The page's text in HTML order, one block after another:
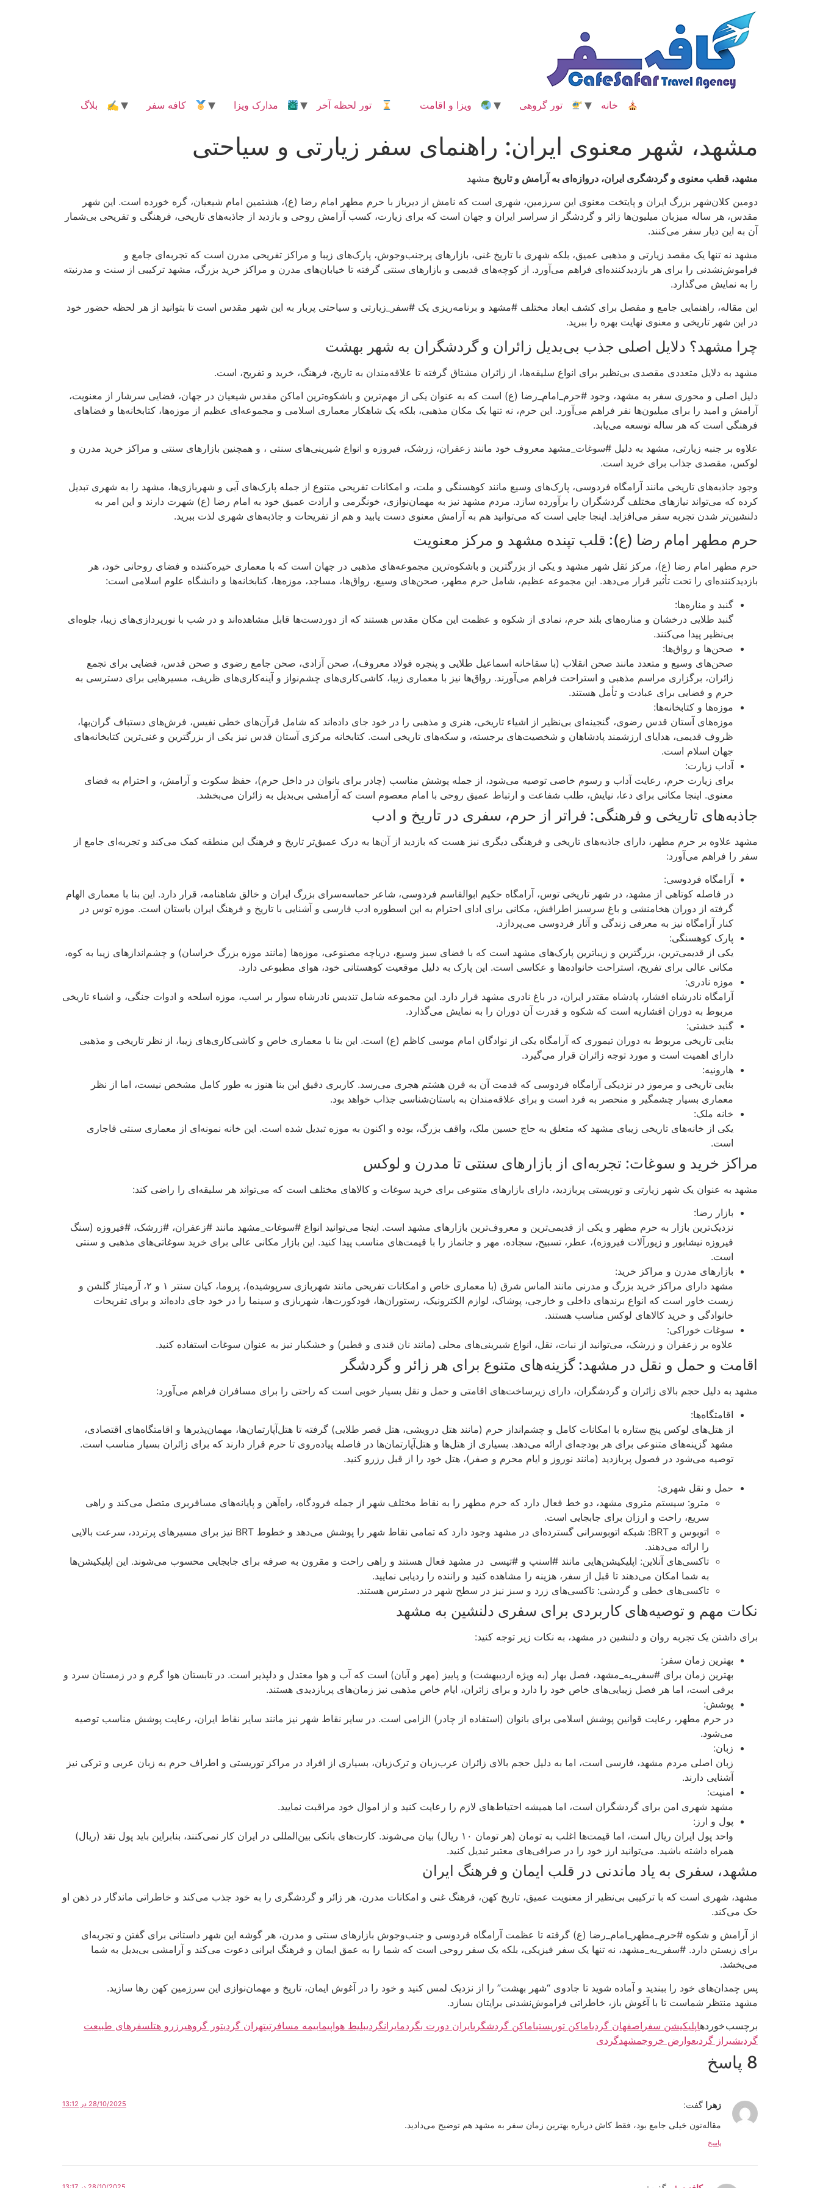
خانه تور گروهی ویزا و اقامت تور لحظه آخر مدارک ویزا کافه سفر ✍ بلاگ
مشهد، شهر معنوی ایران: راهنمای سفر زیارتی و سیاحتی
مشهد، قطب معنوی و گردشگری ایران، دروازه‌ای به آرامش و تاریخ مشهد
دومین کلان‌شهر بزرگ ایران و پایتخت معنوی این سرزمین، شهری است که نامش از دیرباز با حرم مطهر امام رضا (ع)، هشتمین امام شیعیان، گره خورده است. این شهر
مقدس، هر ساله میزبان میلیون‌ها زائر و گردشگر از سراسر ایران و جهان است که برای زیارت، کسب آرامش روحی و بازدید از جاذبه‌های تاریخی، فرهنگی و تفریحی بی‌شمار
آن به این دیار سفر می‌کنند.
مشهد نه تنها یک مقصد زیارتی و مذهبی عمیق، بلکه شهری با تاریخ غنی، بازارهای پرجنب‌وجوش، پارک‌های زیبا و مراکز تفریحی مدرن است که تجربه‌ای جامع و
فراموش‌نشدنی را برای هر بازدیدکننده‌ای فراهم می‌آورد. از کوچه‌های قدیمی و بازارهای سنتی گرفته تا خیابان‌های مدرن و مراکز خرید بزرگ، مشهد ترکیبی از سنت و مدرنیته
را به نمایش می‌گذارد.
این مقاله، راهنمایی جامع و مفصل برای کشف ابعاد مختلف #مشهد و برنامه‌ریزی یک #سفر_زیارتی و سیاحتی پربار به این شهر مقدس است تا بتوانید از هر لحظه حضور خود
در این شهر تاریخی و معنوی نهایت بهره را ببرید.
چرا مشهد؟ دلایل اصلی جذب بی‌بدیل زائران و گردشگران به شهر بهشت
مشهد به دلایل متعددی مقصدی بی‌نظیر برای انواع سلیقه‌ها، از زائران مشتاق گرفته تا علاقه‌مندان به تاریخ، فرهنگ، خرید و تفریح، است.
دلیل اصلی و محوری سفر به مشهد، وجود #حرم_امام_رضا (ع) است که به عنوان یکی از مهم‌ترین و باشکوه‌ترین اماکن مقدس شیعیان در جهان، فضایی سرشار از معنویت،
آرامش و امید را برای میلیون‌ها نفر فراهم می‌آورد. این حرم، نه تنها یک مکان مذهبی، بلکه یک شاهکار معماری اسلامی و مجموعه‌ای عظیم از موزه‌ها، کتابخانه‌ها و فضاهای
فرهنگی است که هر ساله توسعه می‌یابد.
علاوه بر جنبه زیارتی، مشهد به دلیل #سوغات_مشهد معروف خود مانند زعفران، زرشک، فیروزه و انواع شیرینی‌های سنتی ، و همچنین بازارهای سنتی و مراکز خرید مدرن و
لوکس، مقصدی جذاب برای خرید است.
وجود جاذبه‌های تاریخی مانند آرامگاه فردوسی، پارک‌های وسیع مانند کوهسنگی و ملت، و امکانات تفریحی متنوع از جمله پارک‌های آبی و شهربازی‌ها، مشهد را به شهری تبدیل
کرده که می‌تواند نیازهای مختلف گردشگران را برآورده سازد. مردم مشهد نیز به مهمان‌نوازی، خونگرمی و ارادت عمیق خود به امام رضا (ع) شهرت دارند و این امر به
دلنشین‌تر شدن تجربه سفر می‌افزاید. اینجا جایی است که می‌توانید هم به آرامش معنوی دست یابید و هم از تفریحات و جاذبه‌های شهری لذت ببرید.
حرم مطهر امام رضا (ع): قلب تپنده مشهد و مرکز معنویت
حرم مطهر امام رضا (ع)، مرکز ثقل شهر مشهد و یکی از بزرگترین و باشکوه‌ترین مجموعه‌های مذهبی در جهان است که با معماری خیره‌کننده و فضای روحانی خود، هر
بازدیدکننده‌ای را تحت تأثیر قرار می‌دهد. این مجموعه عظیم، شامل حرم مطهر، صحن‌های وسیع، رواق‌ها، مساجد، موزه‌ها، کتابخانه‌ها و دانشگاه علوم اسلامی است:
گنبد و مناره‌ها:
گنبد طلایی درخشان و مناره‌های بلند حرم، نمادی از شکوه و عظمت این مکان مقدس هستند که از دوردست‌ها قابل مشاهده‌اند و در شب با نورپردازی‌های زیبا، جلوه‌ای
بی‌نظیر پیدا می‌کنند.
صحن‌ها و رواق‌ها:
صحن‌های وسیع و متعدد مانند صحن انقلاب (با سقاخانه اسماعیل طلایی و پنجره فولاد معروف)، صحن آزادی، صحن جامع رضوی و صحن قدس، فضایی برای تجمع
زائران، برگزاری مراسم مذهبی و استراحت فراهم می‌آورند. رواق‌ها نیز با معماری زیبا، کاشی‌کاری‌های چشم‌نواز و آینه‌کاری‌های ظریف، مسیرهایی برای دسترسی به
حرم و فضایی برای عبادت و تأمل هستند.
موزه‌ها و کتابخانه‌ها:
موزه‌های آستان قدس رضوی، گنجینه‌ای بی‌نظیر از اشیاء تاریخی، هنری و مذهبی را در خود جای داده‌اند که شامل قرآن‌های خطی نفیس، فرش‌های دستباف گران‌بها،
ظروف قدیمی، هدایای ارزشمند پادشاهان و شخصیت‌های برجسته، و سکه‌های تاریخی است. کتابخانه مرکزی آستان قدس نیز یکی از بزرگترین و غنی‌ترین کتابخانه‌های
جهان اسلام است.
آداب زیارت:
برای زیارت حرم، رعایت آداب و رسوم خاصی توصیه می‌شود، از جمله پوشش مناسب (چادر برای بانوان در داخل حرم)، حفظ سکوت و آرامش، و احترام به فضای
معنوی. اینجا مکانی برای دعا، نیایش، طلب شفاعت و ارتباط عمیق روحی با امام معصوم است که آرامشی بی‌بدیل به زائران می‌بخشد.
جاذبه‌های تاریخی و فرهنگی: فراتر از حرم، سفری در تاریخ و ادب
مشهد علاوه بر حرم مطهر، دارای جاذبه‌های تاریخی و فرهنگی دیگری نیز هست که بازدید از آن‌ها به درک عمیق‌تر تاریخ و فرهنگ این منطقه کمک می‌کند و تجربه‌ای جامع از
سفر را فراهم می‌آورد:
آرامگاه فردوسی:
در فاصله کوتاهی از مشهد، در شهر تاریخی توس، آرامگاه حکیم ابوالقاسم فردوسی، شاعر حماسه‌سرای بزرگ ایران و خالق شاهنامه، قرار دارد. این بنا با معماری الهام
گرفته از دوران هخامنشی و باغ سرسبز اطرافش، مکانی برای ادای احترام به این اسطوره ادب فارسی و آشنایی با تاریخ و فرهنگ ایران باستان است. موزه توس در
کنار آرامگاه نیز به معرفی زندگی و آثار فردوسی می‌پردازد.
پارک کوهسنگی:
یکی از قدیمی‌ترین، بزرگترین و زیباترین پارک‌های مشهد است که با فضای سبز وسیع، دریاچه مصنوعی، موزه‌ها (مانند موزه بزرگ خراسان) و چشم‌اندازهای زیبا به کوه،
مکانی عالی برای تفریح، استراحت خانواده‌ها و عکاسی است. این پارک به دلیل موقعیت کوهستانی خود، هوای مطبوعی دارد.
موزه نادری:
آرامگاه نادرشاه افشار، پادشاه مقتدر ایران، در باغ نادری مشهد قرار دارد. این مجموعه شامل تندیس نادرشاه سوار بر اسب، موزه اسلحه و ادوات جنگی، و اشیاء تاریخی
مربوط به دوران افشاریه است که شکوه و قدرت آن دوران را به نمایش می‌گذارد.
گنبد خشتی:
بنایی تاریخی مربوط به دوران تیموری که آرامگاه یکی از نوادگان امام موسی کاظم (ع) است. این بنا با معماری خاص و کاشی‌کاری‌های زیبا، از نظر تاریخی و مذهبی
دارای اهمیت است و مورد توجه زائران قرار می‌گیرد.
هارونیه:
بنایی تاریخی و مرموز در نزدیکی آرامگاه فردوسی که قدمت آن به قرن هشتم هجری می‌رسد. کاربری دقیق این بنا هنوز به طور کامل مشخص نیست، اما از نظر
معماری بسیار چشمگیر و منحصر به فرد است و برای علاقه‌مندان به باستان‌شناسی جذاب خواهد بود.
خانه ملک:
یکی از خانه‌های تاریخی زیبای مشهد که متعلق به حاج حسین ملک، واقف بزرگ، بوده و اکنون به موزه تبدیل شده است. این خانه نمونه‌ای از معماری سنتی قاجاری
است.
مراکز خرید و سوغات: تجربه‌ای از بازارهای سنتی تا مدرن و لوکس
مشهد به عنوان یک شهر زیارتی و توریستی پربازدید، دارای بازارهای متنوعی برای خرید سوغات و کالاهای مختلف است که می‌تواند هر سلیقه‌ای را راضی کند:
بازار رضا:
نزدیک‌ترین بازار به حرم مطهر و یکی از قدیمی‌ترین و معروف‌ترین بازارهای مشهد است. اینجا می‌توانید انواع #سوغات_مشهد مانند #زعفران، #زرشک، #فیروزه (سنگ
فیروزه نیشابور و زیورآلات فیروزه)، عطر، تسبیح، سجاده، مهر و جانماز را با قیمت‌های مناسب پیدا کنید. این بازار مکانی عالی برای خرید سوغاتی‌های مذهبی و سنتی
است.
بازارهای مدرن و مراکز خرید:
مشهد دارای مراکز خرید بزرگ و مدرنی مانند الماس شرق (با معماری خاص و امکانات تفریحی مانند شهربازی سرپوشیده)، پروما، کیان سنتر ۱ و ۲، آرمیتاژ گلشن و
زیست خاور است که انواع برندهای داخلی و خارجی، پوشاک، لوازم الکترونیک، رستوران‌ها، فودکورت‌ها، شهربازی و سینما را در خود جای داده‌اند و برای تفریحات
خانوادگی و خرید کالاهای لوکس مناسب هستند.
سوغات خوراکی:
علاوه بر زعفران و زرشک، می‌توانید از نبات، نقل، انواع شیرینی‌های محلی (مانند نان قندی و فطیر) و خشکبار نیز به عنوان سوغات استفاده کنید.
اقامت و حمل و نقل در مشهد: گزینه‌های متنوع برای هر زائر و گردشگر
مشهد به دلیل حجم بالای زائران و گردشگران، دارای زیرساخت‌های اقامتی و حمل و نقل بسیار خوبی است که راحتی را برای مسافران فراهم می‌آورد:
اقامتگاه‌ها:
از هتل‌های لوکس پنج ستاره با امکانات کامل و چشم‌انداز حرم (مانند هتل درویشی، هتل قصر طلایی) گرفته تا هتل‌آپارتمان‌ها، مهمان‌پذیرها و اقامتگاه‌های اقتصادی،
مشهد گزینه‌های متنوعی برای هر بودجه‌ای ارائه می‌دهد. بسیاری از هتل‌ها و هتل‌آپارتمان‌ها در فاصله پیاده‌روی تا حرم قرار دارند که برای زائران بسیار مناسب است.
توصیه می‌شود در فصول پربازدید (مانند نوروز و ایام محرم و صفر)، هتل خود را از قبل رزرو کنید.
حمل و نقل شهری:
مترو: سیستم متروی مشهد، دو خط فعال دارد که حرم مطهر را به نقاط مختلف شهر از جمله فرودگاه، راه‌آهن و پایانه‌های مسافربری متصل می‌کند و راهی
سریع، راحت و ارزان برای جابجایی است.
اتوبوس و BRT: شبکه اتوبوسرانی گسترده‌ای در مشهد وجود دارد که تمامی نقاط شهر را پوشش می‌دهد و خطوط BRT نیز برای مسیرهای پرتردد، سرعت بالایی
را ارائه می‌دهند.
تاکسی‌های آنلاین: اپلیکیشن‌هایی مانند #اسنپ و #تپسی در مشهد فعال هستند و راهی راحت و مقرون به صرفه برای جابجایی محسوب می‌شوند. این اپلیکیشن‌ها
به شما امکان می‌دهند تا قبل از سفر، هزینه را مشاهده کنید و راننده را ردیابی نمایید.
تاکسی‌های خطی و گردشی: تاکسی‌های زرد و سبز نیز در سطح شهر در دسترس هستند.
نکات مهم و توصیه‌های کاربردی برای سفری دلنشین به مشهد
برای داشتن یک تجربه روان و دلنشین در مشهد، به نکات زیر توجه کنید:
بهترین زمان سفر:
بهترین زمان برای #سفر_به_مشهد، فصل بهار (به ویژه اردیبهشت) و پاییز (مهر و آبان) است که آب و هوا معتدل و دلپذیر است. در تابستان هوا گرم و در زمستان سرد و
برفی است، اما هر فصل زیبایی‌های خاص خود را دارد و برای زائران، ایام خاص مذهبی نیز زمان‌های پربازدیدی هستند.
پوشش:
در حرم مطهر، رعایت قوانین پوشش اسلامی برای بانوان (استفاده از چادر) الزامی است. در سایر نقاط شهر نیز مانند سایر نقاط ایران، رعایت پوشش مناسب توصیه
می‌شود.
زبان:
زبان اصلی مردم مشهد، فارسی است، اما به دلیل حجم بالای زائران عرب‌زبان و ترک‌زبان، بسیاری از افراد در مراکز توریستی و اطراف حرم به زبان عربی و ترکی نیز
آشنایی دارند.
امنیت:
مشهد شهری امن برای گردشگران است، اما همیشه احتیاط‌های لازم را رعایت کنید و از اموال خود مراقبت نمایید.
پول و ارز:
واحد پول ایران ریال است، اما قیمت‌ها اغلب به تومان (هر تومان ۱۰ ریال) بیان می‌شوند. کارت‌های بانکی بین‌المللی در ایران کار نمی‌کنند، بنابراین باید پول نقد (ریال)
همراه داشته باشید. می‌توانید ارز خود را در صرافی‌های معتبر تبدیل کنید.
مشهد، سفری به یاد ماندنی در قلب ایمان و فرهنگ ایران
مشهد، شهری است که با ترکیبی بی‌نظیر از معنویت عمیق، تاریخ کهن، فرهنگ غنی و امکانات مدرن، هر زائر و گردشگری را به خود جذب می‌کند و خاطراتی ماندگار در ذهن او
حک می‌کند.
از آرامش و شکوه #حرم_مطهر_امام_رضا (ع) گرفته تا عظمت آرامگاه فردوسی و جنب‌وجوش بازارهای سنتی و مدرن، هر گوشه این شهر داستانی برای گفتن و تجربه‌ای
برای زیستن دارد. #سفر_به_مشهد، نه تنها یک سفر فیزیکی، بلکه یک سفر روحی است که شما را به عمق ایمان و فرهنگ ایرانی دعوت می‌کند و آرامشی بی‌بدیل به شما
می‌بخشد.
پس چمدان‌های خود را ببندید و آماده شوید تا جادوی “شهر بهشت” را از نزدیک لمس کنید و خود را در آغوش ایمان، تاریخ و مهمان‌نوازی این سرزمین کهن رها سازید.
مشهد منتظر شماست تا با آغوش باز، خاطراتی فراموش‌نشدنی برایتان بسازد.
برچسب خوردهاپلیکیشن سفر اصفهان گردیاماکن توریستیاماکن گردشگریایران دورت بگردمایرانگردیبلیط هواپیمابیمه مسافرتیتهران گردیتور گروهیرزرو هتلسفرهای طبیعت
گردیشیراز گردیعوارض خروجمشهدگردی
8 پاسخ
زهرا گفت: 28/10/2025 در 13:12
مقاله‌تون خیلی جامع بود، فقط کاش درباره بهترین زمان سفر به مشهد هم توضیح می‌دادید.
پاسخ